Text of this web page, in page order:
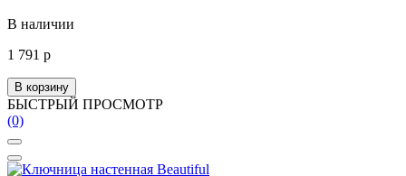
В наличии
1 791 р
В корзину
БЫСТРЫЙ ПРОСМОТР
(0)